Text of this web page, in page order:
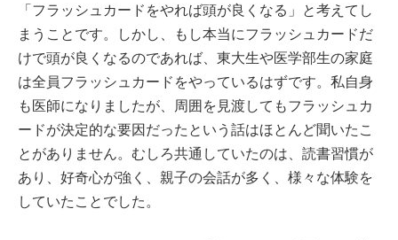
「フラッシュカードをやれば頭が良くなる」と考えてし
まうことです。しかし、もし本当にフラッシュカードだ
けで頭が良くなるのであれば、東大生や医学部生の家庭
は全員フラッシュカードをやっているはずです。私自身
も医師になりましたが、周囲を見渡してもフラッシュカ
ードが決定的な要因だったという話はほとんど聞いたこ
とがありません。むしろ共通していたのは、読書習慣が
あり、好奇心が強く、親子の会話が多く、様々な体験を
していたことでした。